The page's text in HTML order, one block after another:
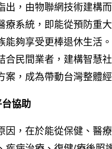
出，由物聯網技術建構
療系統，即能從預防重
能夠享受更棒退休生活
合民間業者，建構智慧
案，成為帶動台灣整體
協助
因，在於能從保健、醫